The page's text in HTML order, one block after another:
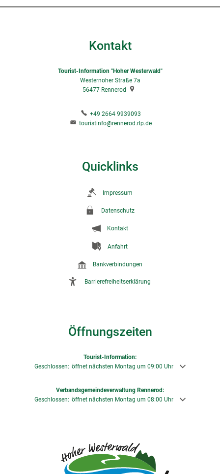
Kontakt
Tourist-Information "Hoher Westerwald"
Westernoher Straße 7a
56477 Rennerod
+49 2664 9939093
touristinfo@rennerod.rlp.de
Quicklinks
Impressum
Datenschutz
Kontakt
Anfahrt
Bankverbindungen
Barrierefreiheitserklärung
Öffnungszeiten
Tourist-Information:
Klicken, um weitere Öffnungs- oder Schließzeiten auszublenden
Geschlossen: öffnet nächsten Montag um 09:00 Uhr
Verbandsgemeindeverwaltung Rennerod:
Klicken, um weitere Öffnungs- oder Schließzeiten auszublenden
Geschlossen: öffnet nächsten Montag um 08:00 Uhr